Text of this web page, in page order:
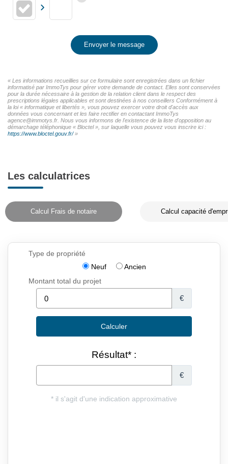
Envoyer le message
« Les informations recueillies sur ce formulaire sont enregistrées dans un fichier
informatisé par ImmoTys pour gérer votre demande de contact. Elles sont conservées
pour la durée nécessaire à la gestion de la relation client dans le respect des
prescriptions légales applicables et sont destinées à nos conseillers Conformément à
la loi « informatique et libertés », vous pouvez exercer votre droit d'accès aux
données vous concernant et les faire rectifier en contactant ImmoTys
agence@immotys.fr. Nous vous informons de l'existence de la liste d'opposition au
démarchage téléphonique « Bloctel », sur laquelle vous pouvez vous inscrire ici :
https://www.bloctel.gouv.fr/»
Les calculatrices
Calcul Frais de notaire Calcul capacité